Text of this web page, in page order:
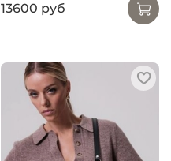
13600 руб